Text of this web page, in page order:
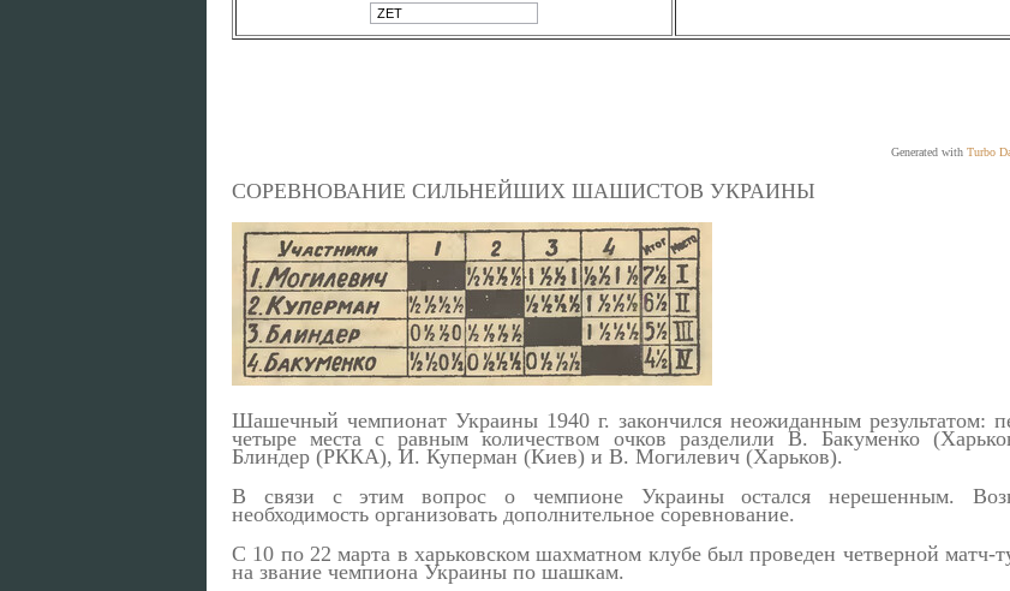
Generated with Turbo
СОРЕВНОВАНИЕ СИЛЬНЕЙШИХ ШАШИСТОВ УКРАИНЫ
Шашечный чемпионат Украины 1940 г. закончился неожиданным результатом:
четыре места с равным количеством очков разделили В. Бакуменко
Блиндер (РККА), И. Куперман (Киев) и В. Могилевич (Харьков).
В связи с этим вопрос о чемпионе Украины остался нерешенным.
необходимость организовать дополнительное соревнование.
С 10 по 22 марта в харьковском шахматном клубе был проведен четверной матч-
на звание чемпиона Украины по шашкам.